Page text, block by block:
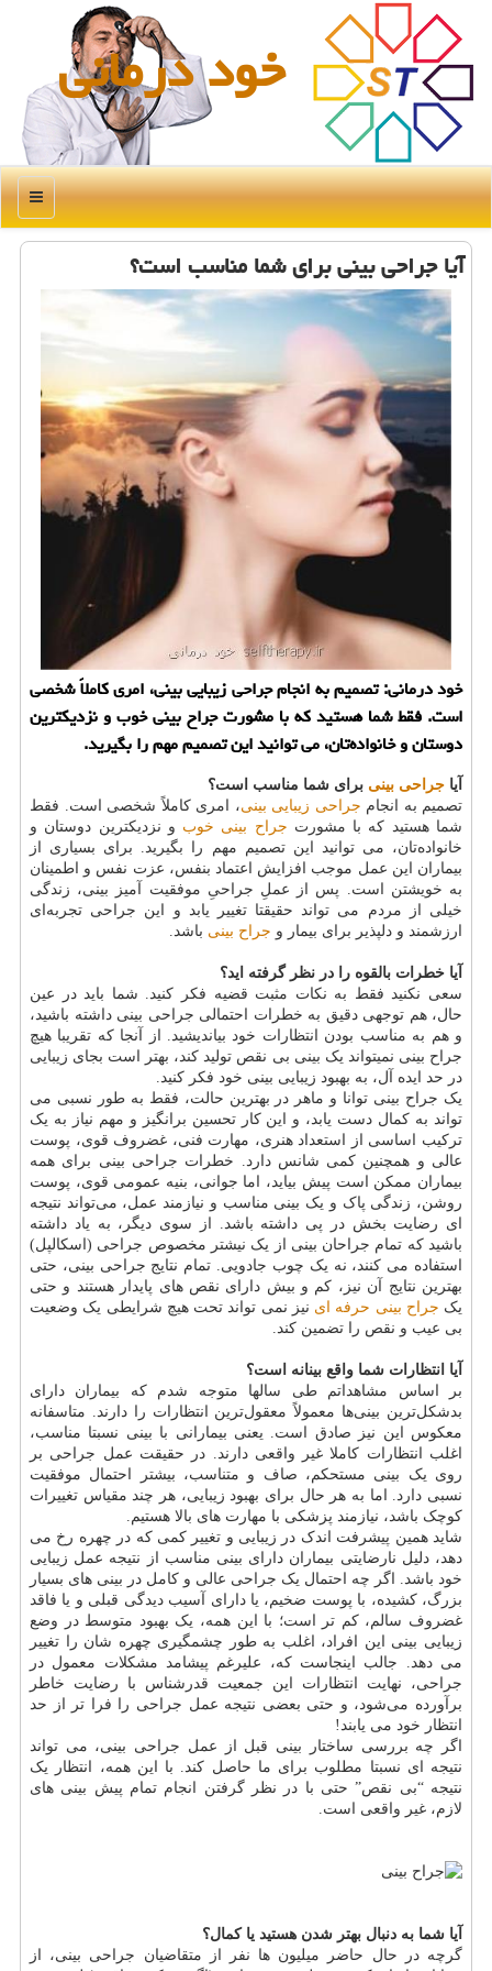
خود درمانی
منو
آیا جراحی بینی برای شما مناسب است؟
خود درمانی: تصمیم به انجام جراحی زیبایی بینی، امری كاملاً شخصی
است. فقط شما هستید كه با مشورت جراح بینی خوب و نزدیكترین
دوستان و خانواده‌تان، می توانید این تصمیم مهم را بگیرید.
آیا جراحی بینی برای شما مناسب است؟
تصمیم به انجام جراحی زیبایی بینی، امری کاملاً شخصی است. فقط
شما هستید که با مشورت جراح بینی خوب و نزدیکترین دوستان و
خانواده‌تان، می توانید این تصمیم مهم را بگیرید. برای بسیاری از
بیماران این عمل موجب افزایش اعتماد بنفس، عزت نفس و اطمینان
به خویشتن است. پس از عملِ جراحیِ موفقیت آمیز بینی، زندگی
خیلی از مردم می تواند حقیقتا تغییر یابد و این جراحی تجربه‌ای
ارزشمند و دلپذیر برای بیمار و جراح بینی باشد.
آیا خطرات بالقوه را در نظر گرفته اید؟
سعی نکنید فقط به نکات مثبت قضیه فکر کنید. شما باید در عین
حال، هم توجهی دقیق به خطرات احتمالی جراحی بینی داشته باشید،
و هم به مناسب بودن انتظارات خود بیاندیشید. از آنجا که تقریبا هیچ
جراح بینی نمیتواند یک بینی بی نقص تولید کند، بهتر است بجای زیبایی
در حد ایده آل، به بهبود زیبایی بینی خود فکر کنید.
یک جراح بینی توانا و ماهر در بهترین حالت، فقط به طور نسبی می
تواند به کمال دست یابد، و این کار تحسین برانگیز و مهم نیاز به یک
ترکیب اساسی از استعداد هنری، مهارت فنی، غضروف قوی، پوست
عالی و همچنین کمی شانس دارد. خطرات جراحی بینی برای همه
بیماران ممکن است پیش بیاید، اما جوانی، بنیه عمومی قوی، پوست
روشن، زندگی پاک و یک بینی مناسب و نیازمند عمل، می‌تواند نتیجه
ای رضایت بخش در پی داشته باشد. از سوی دیگر، به یاد داشته
باشید که تمام جراحان بینی از یک نیشتر مخصوص جراحی (اسکالپل)
استفاده می کنند، نه یک چوب جادویی. تمام نتایج جراحی بینی، حتی
بهترین نتایج آن نیز، کم و بیش دارای نقص های پایدار هستند و حتی
یک جراح بینی حرفه ای نیز نمی تواند تحت هیچ شرایطی یک وضعیت
بی عیب و نقص را تضمین کند.
آیا انتظارات شما واقع بینانه است؟
بر اساس مشاهداتم طی سالها متوجه شدم که بیماران دارای
بدشکل‌ترین بینی‌ها معمولاً معقول‌ترین انتظارات را دارند. متاسفانه
معکوس این نیز صادق است. یعنی بیمارانی با بینی نسبتا مناسب،
اغلب انتظارات کاملا غیر واقعی دارند. در حقيقت عمل جراحی بر
روی يک بینی مستحکم، صاف و متناسب، بیشتر احتمال موفقیت
نسبی دارد. اما به هر حال برای بهبود زیبایی، هر چند مقیاس تغییرات
کوچک باشد، نيازمند پزشکی با مهارت های بالا هستیم.
شاید همین پیشرفت اندک در زیبایی و تغییر کمی که در چهره رخ می
دهد، دلیل نارضایتی بیماران دارای بینی مناسب از نتیجه عمل زیبایی
خود باشد. اگر چه احتمال یک جراحی عالی و کامل در بینی های بسیار
بزرگ، کشیده، با پوست ضخیم، یا دارای آسیب دیدگی قبلی و یا فاقد
غضروف سالم، کم تر است؛ با این همه، یک بهبود متوسط در وضع
زیبایی بینی این افراد، اغلب به طور چشمگیری چهره شان را تغییر
می دهد. جالب اینجاست که، علیرغم پیشامد مشکلات معمول در
جراحی، نهایت انتظارات این جمعیت قدرشناس با رضایت خاطر
برآورده می‌شود، و حتی بعضی نتیجه عمل جراحی را فرا تر از حد
انتظار خود می یابند!
اگر چه بررسی ساختار بینی قبل از عمل جراحی بینی، می تواند
نتیجه ای نسبتا مطلوب برای ما حاصل کند. با این همه، انتظار یک
نتیجه “بی نقص” حتی با در نظر گرفتن انجام تمام پیش بینی های
لازم، غیر واقعی است.
آیا شما به دنبال بهتر شدن هستید یا کمال؟
گرچه در حال حاضر میلیون ها نفر از متقاضیان جراحی بینی، از